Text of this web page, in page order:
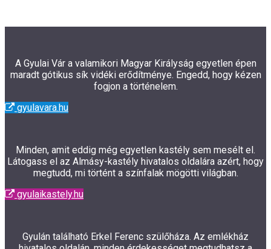
A Gyulai Vár a valamikori Magyar Királyság egyetlen épen
maradt gótikus sík vidéki erődítménye. Engedd, hogy kézen
fogjon a történelem.
gyulavara.hu
Minden, amit eddig még egyetlen kastély sem mesélt el.
Látogass el az Almásy-kastély hivatalos oldalára azért, hogy
megtudd, mi történt a színfalak mögötti világban.
gyulaikastely.hu
Gyulán található Erkel Ferenc szülőháza. Az emlékház